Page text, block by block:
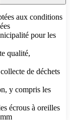
aux conditions
pour les
qualité,
de déchets
y compris les
écrous à oreilles